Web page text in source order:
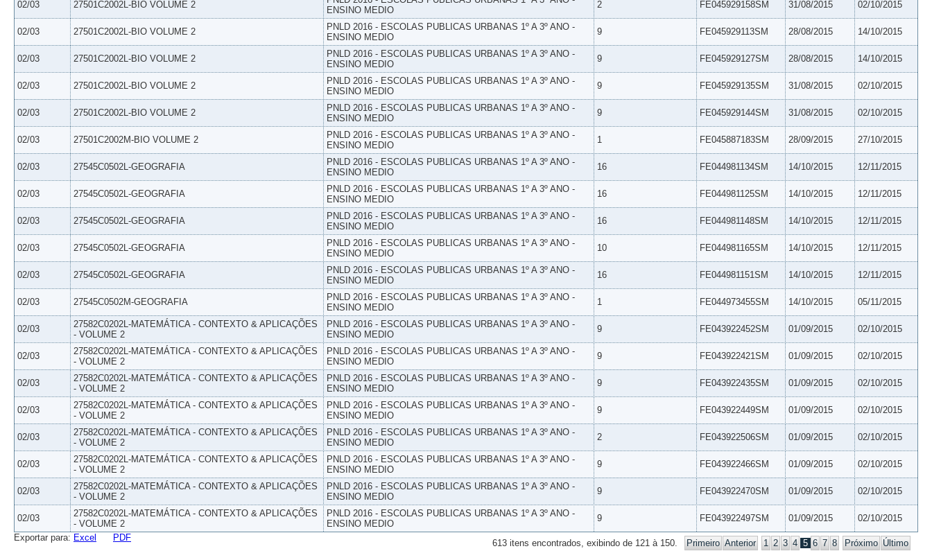
02/03 27501C2002L-BIO VOLUME 2
ENSINO MEDIO
2 FE045929158SM 31/08/2015 02/10/2015
02/03 27501C2002L-BIO VOLUME 2
PNLD 2016 - ESCOLAS PUBLICAS URBANAS 1º A 3º ANO -
ENSINO MEDIO
9 FE045929113SM 28/08/2015 14/10/2015
02/03 27501C2002L-BIO VOLUME 2
PNLD 2016 - ESCOLAS PUBLICAS URBANAS 1º A 3º ANO -
ENSINO MEDIO
9 FE045929127SM 28/08/2015 14/10/2015
02/03 27501C2002L-BIO VOLUME 2
PNLD 2016 - ESCOLAS PUBLICAS URBANAS 1º A 3º ANO -
ENSINO MEDIO
9 FE045929135SM 31/08/2015 02/10/2015
02/03 27501C2002L-BIO VOLUME 2
PNLD 2016 - ESCOLAS PUBLICAS URBANAS 1º A 3º ANO -
ENSINO MEDIO
9 FE045929144SM 31/08/2015 02/10/2015
02/03 27501C2002M-BIO VOLUME 2
PNLD 2016 - ESCOLAS PUBLICAS URBANAS 1º A 3º ANO -
ENSINO MEDIO
1 FE045887183SM 28/09/2015 27/10/2015
02/03 27545C0502L-GEOGRAFIA
PNLD 2016 - ESCOLAS PUBLICAS URBANAS 1º A 3º ANO -
ENSINO MEDIO
16 FE044981134SM 14/10/2015 12/11/2015
02/03 27545C0502L-GEOGRAFIA
PNLD 2016 - ESCOLAS PUBLICAS URBANAS 1º A 3º ANO -
ENSINO MEDIO
16 FE044981125SM 14/10/2015 12/11/2015
02/03 27545C0502L-GEOGRAFIA
PNLD 2016 - ESCOLAS PUBLICAS URBANAS 1º A 3º ANO -
ENSINO MEDIO
16 FE044981148SM 14/10/2015 12/11/2015
02/03 27545C0502L-GEOGRAFIA
PNLD 2016 - ESCOLAS PUBLICAS URBANAS 1º A 3º ANO -
ENSINO MEDIO
10 FE044981165SM 14/10/2015 12/11/2015
02/03 27545C0502L-GEOGRAFIA
PNLD 2016 - ESCOLAS PUBLICAS URBANAS 1º A 3º ANO -
ENSINO MEDIO
16 FE044981151SM 14/10/2015 12/11/2015
02/03 27545C0502M-GEOGRAFIA
PNLD 2016 - ESCOLAS PUBLICAS URBANAS 1º A 3º ANO -
ENSINO MEDIO
1 FE044973455SM 14/10/2015 05/11/2015
02/03
27582C0202L-MATEMÁTICA - CONTEXTO & APLICAÇÕES
- VOLUME 2
PNLD 2016 - ESCOLAS PUBLICAS URBANAS 1º A 3º ANO -
ENSINO MEDIO
9 FE043922452SM 01/09/2015 02/10/2015
02/03
27582C0202L-MATEMÁTICA - CONTEXTO & APLICAÇÕES
- VOLUME 2
PNLD 2016 - ESCOLAS PUBLICAS URBANAS 1º A 3º ANO -
ENSINO MEDIO
9 FE043922421SM 01/09/2015 02/10/2015
02/03
27582C0202L-MATEMÁTICA - CONTEXTO & APLICAÇÕES
- VOLUME 2
PNLD 2016 - ESCOLAS PUBLICAS URBANAS 1º A 3º ANO -
ENSINO MEDIO
9 FE043922435SM 01/09/2015 02/10/2015
02/03
27582C0202L-MATEMÁTICA - CONTEXTO & APLICAÇÕES
- VOLUME 2
PNLD 2016 - ESCOLAS PUBLICAS URBANAS 1º A 3º ANO -
ENSINO MEDIO
9 FE043922449SM 01/09/2015 02/10/2015
02/03
27582C0202L-MATEMÁTICA - CONTEXTO & APLICAÇÕES
- VOLUME 2
PNLD 2016 - ESCOLAS PUBLICAS URBANAS 1º A 3º ANO -
ENSINO MEDIO
2 FE043922506SM 01/09/2015 02/10/2015
02/03
27582C0202L-MATEMÁTICA - CONTEXTO & APLICAÇÕES
- VOLUME 2
PNLD 2016 - ESCOLAS PUBLICAS URBANAS 1º A 3º ANO -
ENSINO MEDIO
9 FE043922466SM 01/09/2015 02/10/2015
02/03
27582C0202L-MATEMÁTICA - CONTEXTO & APLICAÇÕES
- VOLUME 2
PNLD 2016 - ESCOLAS PUBLICAS URBANAS 1º A 3º ANO -
ENSINO MEDIO
9 FE043922470SM 01/09/2015 02/10/2015
02/03
27582C0202L-MATEMÁTICA - CONTEXTO & APLICAÇÕES
- VOLUME 2
PNLD 2016 - ESCOLAS PUBLICAS URBANAS 1º A 3º ANO -
ENSINO MEDIO
9 FE043922497SM 01/09/2015 02/10/2015
613 itens encontrados, exibindo de 121 à 150. Primeiro Anterior 1 2 3 4 5 6 7 8 Próximo Último
Exportar para: Excel PDF